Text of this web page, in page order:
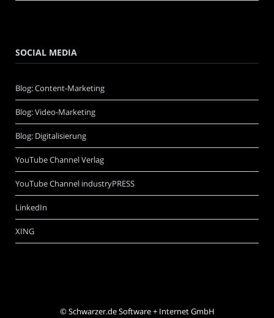
SOCIAL MEDIA
Blog: Content-Marketing
Blog: Video-Marketing
Blog: Digitalisierung
YouTube Channel Verlag
YouTube Channel industryPRESS
LinkedIn
XING
©Schwarzer.de Software + Internet GmbH